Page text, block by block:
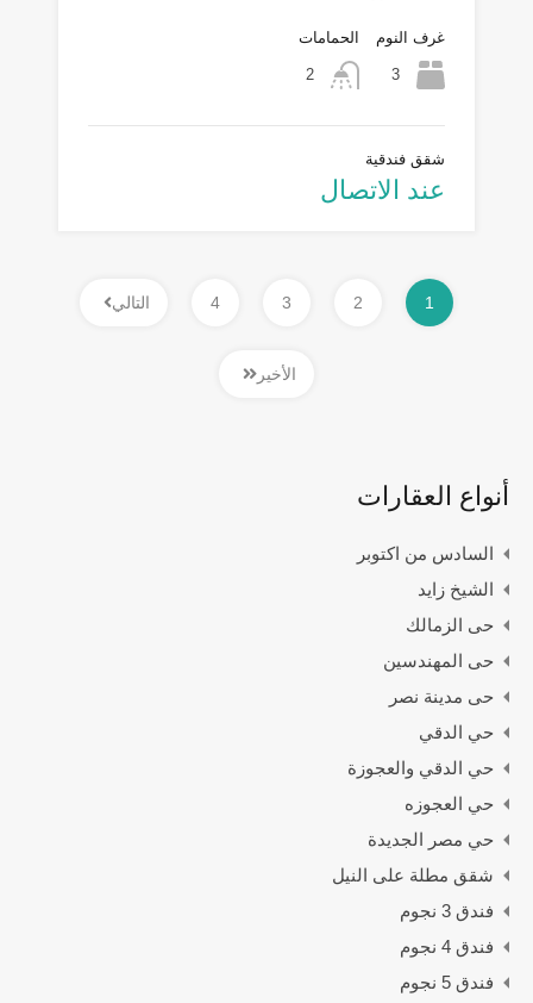
غرف النوم
3
الحمامات
2
شقق فندقية
عند الاتصال
1
2
3
4 التالي
الأخير
أنواع العقارات
السادس من اكتوبر
الشيخ زايد
حى الزمالك
حى المهندسين
حى مدينة نصر
حي الدقي
حي الدقي والعجوزة
حي العجوزه
حي مصر الجديدة
شقق مطلة على النيل
فندق 3 نجوم
فندق 4 نجوم
فندق 5 نجوم